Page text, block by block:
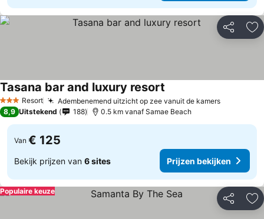
Delen
3 SterrenResort Adembenemend uitzicht op zee vanuit de kamersPrijzen
Tasana bar and luxury resort
8,9 Uitstekend 188 0.5 km vanaf Samae Beach
Van € 125
Bekijk prijzen van 6 sites Prijzen bekijken
Delen
Populaire keuze